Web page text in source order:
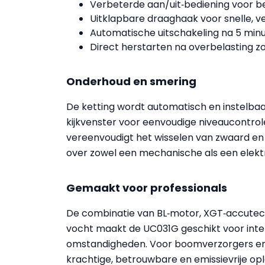
Verbeterde aan/uit‑bediening voor
Uitklapbare draaghaak voor snelle,
Automatische uitschakeling na 5
Direct herstarten na overbelasting
Onderhoud en smering
De ketting wordt automatisch en
kijkvenster voor eenvoudige
vereenvoudigt het wisselen van zwaard
over zowel een mechanische als een
Gemaakt voor professionals
De combinatie van BL‑motor,
vocht maakt de UC031G geschikt voor
omstandigheden. Voor boomverzorgers
krachtige, betrouwbare en emissievrije